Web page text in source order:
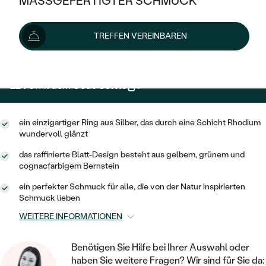
KLASSISCH
MEMOIRE
V-FORM
VINTAGE
AUSSERGEWÖHNLICHE
GEHÄMMERTE
VON HAND GRAVIERTE
MIT MEHREREN DIAMANTEN
HALO
VINTAGE
IM SET
AUSSERGEWÖHNLICH
GESTALTE EINEN RING
WÄHLE EINEN RING
DIAMANTEN ZUM EINFASSEN
AUSVERKAUF
WENN SCHMUCK HILFT
NACH TYP
ANHÄNGER / KETTEN
ARMBÄNDER
HERRENSCHMUCK
PLATIN
OHRSTECKER
CREOLEN
MINIMALISTISCHE
OHRHÄNGER
SOLITÄR
HERZ
GOLD
SILBER
SOLITÄR
ZUR GEBURT EINES KINDES
PERSONALISIERT
MINIMALISTISCH
AUSVERKAUF
GOLD
SILBER
NACH STYL
MEMOIRE
TREFFEN VEREINBAREN
249 €
Wir liefern den Schmuck innerhalb von 1 - 3 Wochen.
Lieferoptionen
224 €mit dem CodeSUN10 .
ein einzigartiger Ring aus Silber, das durch eine Schicht Rhodium
wundervoll glänzt
das raffinierte Blatt-Design besteht aus gelbem, grünem und
cognacfarbigem Bernstein
ein perfekter Schmuck für alle, die von der Natur inspirierten
Schmuck lieben
WEITERE INFORMATIONEN
Benötigen Sie Hilfe bei Ihrer Auswahl oder
haben Sie weitere Fragen? Wir sind für Sie da: